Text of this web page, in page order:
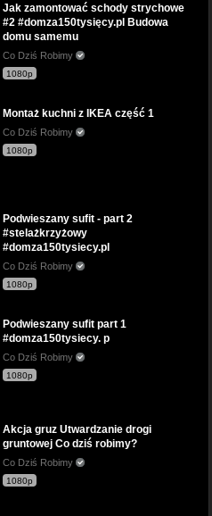
Jak zamontować schody strychowe
#2 #domza150tysięcy.pl Budowa
domu samemu
Co Dziś Robimy
1080p
Montaż kuchni z IKEA część 1
Co Dziś Robimy
1080p
Podwieszany sufit - part 2
#stelażkrzyżowy
#domza150tysiecy.pl
Co Dziś Robimy
1080p
Podwieszany sufit part 1
#domza150tysiecy. p
Co Dziś Robimy
1080p
Akcja gruz Utwardzanie drogi
gruntowej Co dziś robimy?
Co Dziś Robimy
1080p